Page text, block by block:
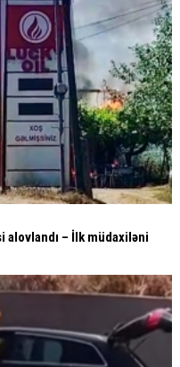
alovlandı – İlk müdaxiləni